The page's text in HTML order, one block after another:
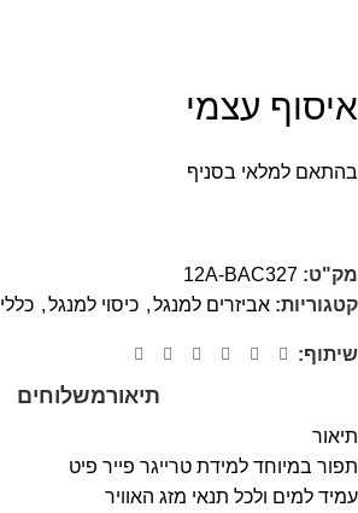
איסוף עצמי
בהתאם למלאי בסניף
מק"ט: 12A-BAC327
קטגוריות: אביזרים למנגל, כיסוי למנגל, כללי
שיתוף:
תיאורמשלוחים
תיאור
תפור במיוחד למידת טרייגר פייר פיט
עמיד למים ולכל תנאי מזג האוויר